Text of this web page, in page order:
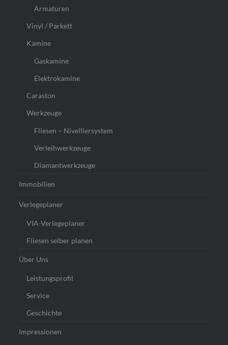
Armaturen
Vinyl / Parkett
Kamine
Gaskamine
Elektrokamine
Caraston
Werkzeuge
Fliesen – Nivelliersystem
Verleihwerkzeuge
Diamantwerkzeuge
Immobilien
Verlegeplaner
VIA-Verlegeplaner
Fliesen selber planen
Über Uns
Leistungsprofil
Service
Geschichte
Impressionen